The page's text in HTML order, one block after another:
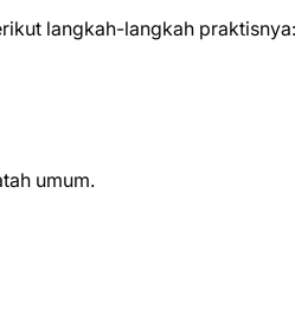
langkah-langkah praktisnya:
umum.